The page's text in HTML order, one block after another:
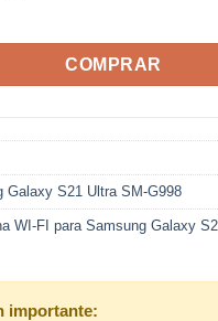
COMPRAR
Galaxy S21 Ultra SM-G998
WI-FI para Samsung Galaxy
importante: